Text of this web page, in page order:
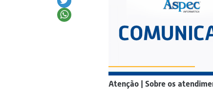
Atenção | Sobre os